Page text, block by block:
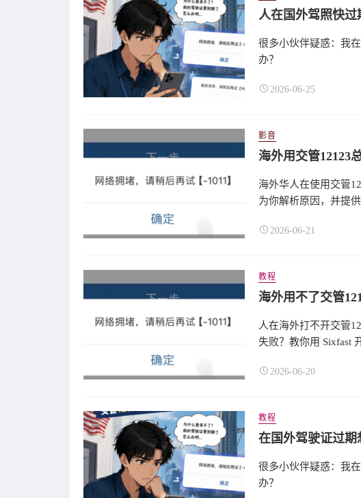
很多小伙伴疑惑：我
办？
2026-06-25
影音
海外华人在使用交管
为你解析原因，并提
2026-06-21
教程
海外用不了交管
人在海外打不开交管
失败？教你用 Sixfast
2026-06-20
教程
很多小伙伴疑惑：我
办？